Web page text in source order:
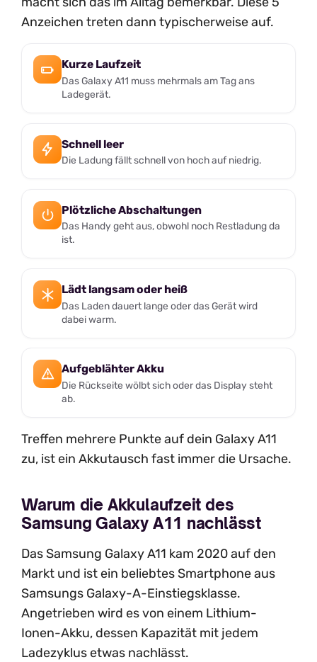
Anzeichen treten dann typischerweise auf.
Kurze Laufzeit
Das Galaxy A11 muss mehrmals am Tag ans
Ladegerät.
Schnell leer
Die Ladung fällt schnell von hoch auf niedrig.
Plötzliche Abschaltungen
Das Handy geht aus, obwohl noch Restladung da
ist.
Lädt langsam oder heiß
Das Laden dauert lange oder das Gerät wird
dabei warm.
Aufgeblähter Akku
Die Rückseite wölbt sich oder das Display steht
ab.
Treffen mehrere Punkte auf dein Galaxy A11
zu, ist ein Akkutausch fast immer die Ursache.
Warum die Akkulaufzeit des
Samsung Galaxy A11 nachlässt
Das Samsung Galaxy A11 kam 2020 auf den
Markt und ist ein beliebtes Smartphone aus
Samsungs Galaxy-A-Einstiegsklasse.
Angetrieben wird es von einem Lithium-
Ionen-Akku, dessen Kapazität mit jedem
Ladezyklus etwas nachlässt.